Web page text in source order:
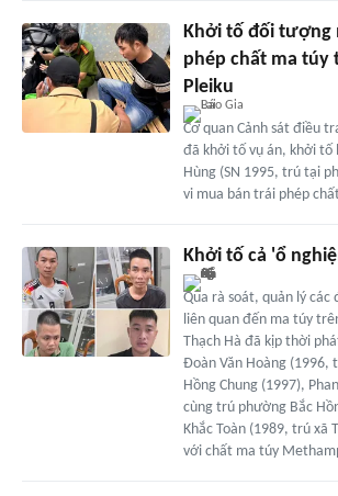
Khởi tố đối tượng
phép chất ma túy
Pleiku
Cơ quan Cảnh sát điều
đã khởi tố vụ án, khởi tố
Hùng (SN 1995, trú tại
vi mua bán trái phép
Khởi tố cả 'ổ
Qua rà soát, quản lý các
liên quan đến ma túy
Thạch Hà đã kịp thời
Đoàn Văn Hoàng (1996,
Hồng Chung (1997),
cùng trú phường Bắc
Khắc Toàn (1989, trú xã
với chất ma túy